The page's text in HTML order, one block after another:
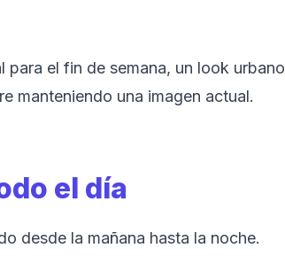
para el fin de semana, un look urbano
manteniendo una imagen actual.
el día
desde la mañana hasta la noche.